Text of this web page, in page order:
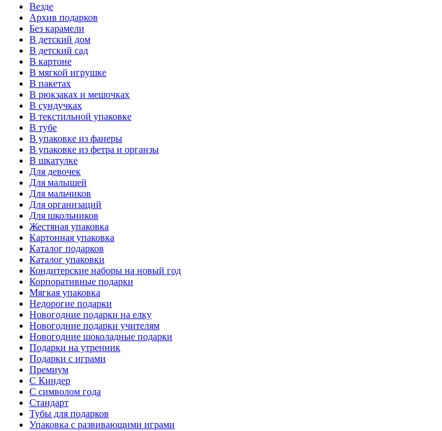
Везде
Архив подарков
Без карамели
В детский дом
В детский сад
В картоне
В мягкой игрушке
В пакетах
В рюкзаках и мешочках
В сундучках
В текстильной упаковке
В тубе
В упаковке из фанеры
В упаковке из фетра и органзы
В шкатулке
Для девочек
Для малышей
Для мальчиков
Для организаций
Для школьников
Жестяная упаковка
Картонная упаковка
Каталог подарков
Каталог упаковки
Кондитерские наборы на новый год
Корпоративные подарки
Мягкая упаковка
Недорогие подарки
Новогодние подарки на елку
Новогодние подарки учителям
Новогодние шоколадные подарки
Подарки на утренник
Подарки с играми
Премиум
С Киндер
С символом года
Стандарт
Тубы для подарков
Упаковка с развивающими играми